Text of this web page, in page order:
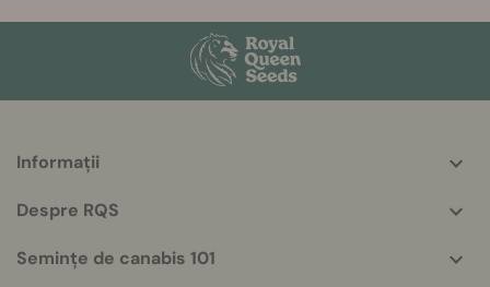
info
Informații
Despre RQS
Semințe de canabis 101